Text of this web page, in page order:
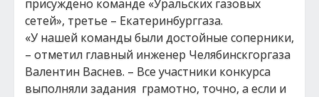
присуждено команде «Уральских газовых
сетей», третье – Екатеринбурггаза.
«У нашей команды были достойные соперники,
– отметил главный инженер Челябинскгоргаза
Валентин Васнев. – Все участники конкурса
выполняли задания грамотно, точно, а если и